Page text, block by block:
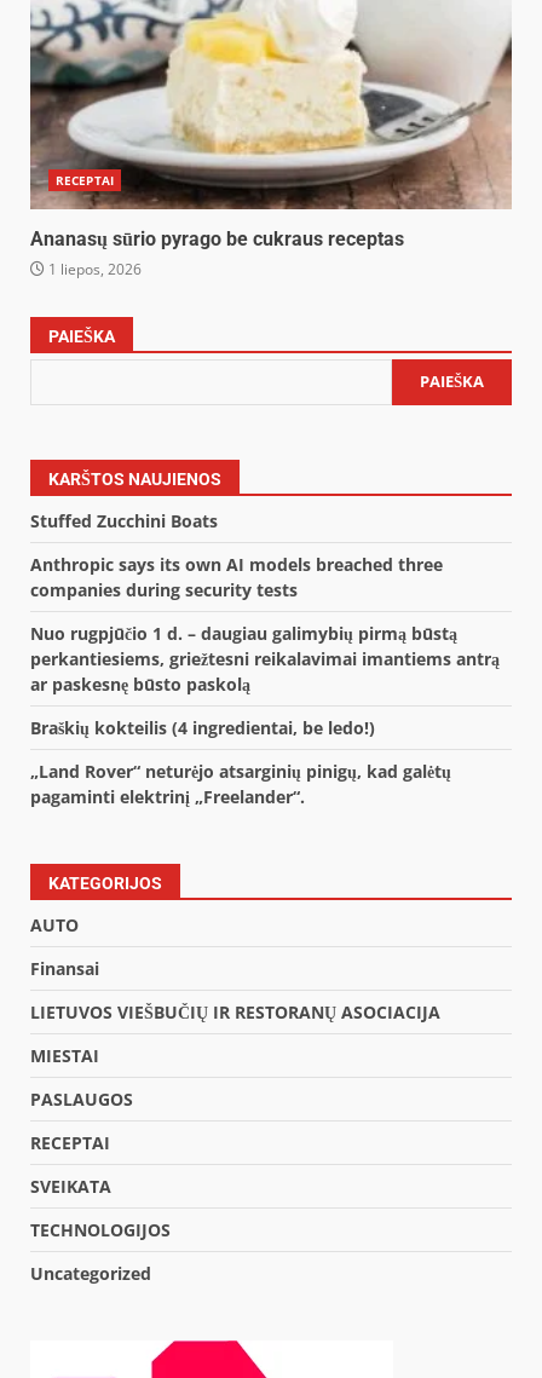
RECEPTAI
Ananasų sūrio pyrago be cukraus receptas
1 liepos, 2026
PAIEŠKA
PAIEŠKA
KARŠTOS NAUJIENOS
Stuffed Zucchini Boats
Anthropic says its own AI models breached three
companies during security tests
Nuo rugpjūčio 1 d. – daugiau galimybių pirmą būstą
perkantiesiems, griežtesni reikalavimai imantiems antrą
ar paskesnę būsto paskolą
Braškių kokteilis (4 ingredientai, be ledo!)
„Land Rover“ neturėjo atsarginių pinigų, kad galėtų
pagaminti elektrinį „Freelander“.
KATEGORIJOS
AUTO
Finansai
LIETUVOS VIEŠBUČIŲ IR RESTORANŲ ASOCIACIJA
MIESTAI
PASLAUGOS
RECEPTAI
SVEIKATA
TECHNOLOGIJOS
Uncategorized